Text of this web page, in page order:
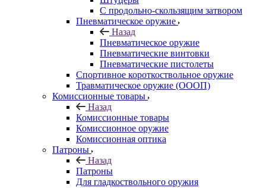
С продольно-скользящим затвором
Пневматическое оружие
Назад
Пневматическое оружие
Пневматические винтовки
Пневматические пистолеты
Спортивное короткоствольное оружие
Травматическое оружие (ОООП)
Комиссионные товары
Назад
Комиссионные товары
Комиссионное оружие
Комиссионная оптика
Патроны
Назад
Патроны
Для гладкоствольного оружия